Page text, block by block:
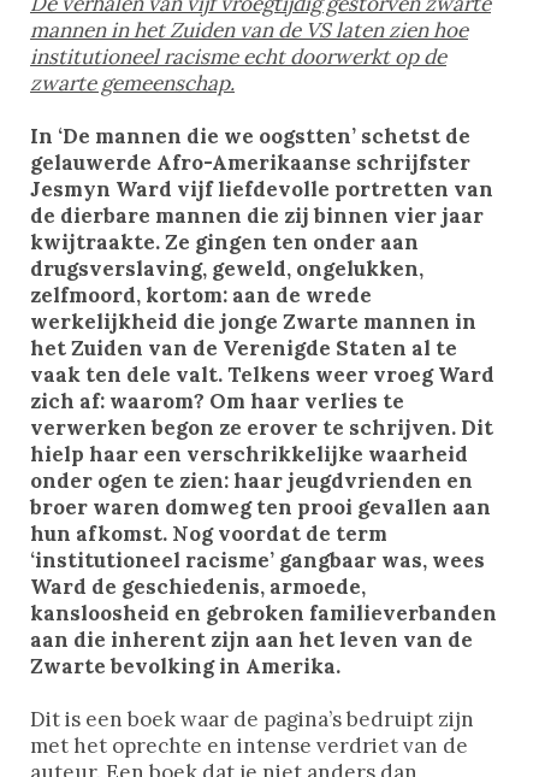
mannen in het Zuiden van de VS laten zien hoe
institutioneel racisme echt doorwerkt op de
zwarte gemeenschap.
In ‘De mannen die we oogstten’ schetst de
gelauwerde Afro-Amerikaanse schrijfster
Jesmyn Ward vijf liefdevolle portretten van
de dierbare mannen die zij binnen vier jaar
kwijtraakte. Ze gingen ten onder aan
drugsverslaving, geweld, ongelukken,
zelfmoord, kortom: aan de wrede
werkelijkheid die jonge Zwarte mannen in
het Zuiden van de Verenigde Staten al te
vaak ten dele valt. Telkens weer vroeg Ward
zich af: waarom? Om haar verlies te
verwerken begon ze erover te schrijven. Dit
hielp haar een verschrikkelijke waarheid
onder ogen te zien: haar jeugdvrienden en
broer waren domweg ten prooi gevallen aan
hun afkomst. Nog voordat de term
‘institutioneel racisme’ gangbaar was, wees
Ward de geschiedenis, armoede,
kansloosheid en gebroken familieverbanden
aan die inherent zijn aan het leven van de
Zwarte bevolking in Amerika.
Dit is een boek waar de pagina’s bedruipt zijn
met het oprechte en intense verdriet van de